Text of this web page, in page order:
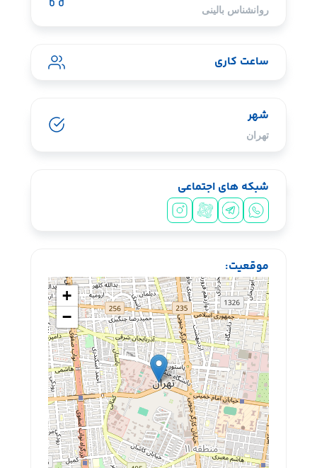
روانشناس بالینی
ساعت کاری
شهر
تهران
شبکه های اجتماعی
سیشب یسبشی
موقعیت:
+
−